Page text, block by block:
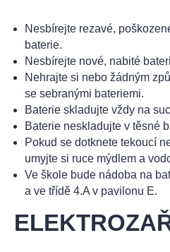
Nesbírejte rezavé,
baterie.
Nesbírejte nové, nabité
Nehrajte si nebo žádným
se sebranými bateriemi.
Baterie skladujte vždy na
Baterie neskladujte v těsné
Pokud se dotknete tekoucí
umyjte si ruce mýdlem a
Ve škole bude nádoba na
a ve třídě 4.A v pavilonu E.